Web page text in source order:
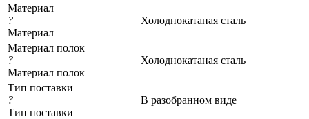
Материал
?
Материал
Холоднокатаная сталь
Материал полок
?
Материал полок
Холоднокатаная сталь
Тип поставки
?
Тип поставки
В разобранном виде